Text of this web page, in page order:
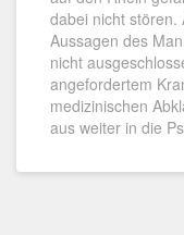
dabei nicht stören.
Aussagen des
nicht
angefordertem
medizinischen
aus weiter in die